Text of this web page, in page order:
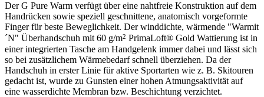
Der G Pure Warm verfügt über eine nahtfreie Konstruktion auf dem
Handrücken sowie speziell geschnittene, anatomisch vorgeformte
Finger für beste Beweglichkeit. Der winddichte, wärmende "Warmit
´N" Überhandschuh mit 60 g/m2 PrimaLoft® Gold Wattierung ist in
einer integrierten Tasche am Handgelenk immer dabei und lässt sich
so bei zusätzlichem Wärmebedarf schnell überziehen. Da der
Handschuh in erster Linie für aktive Sportarten wie z. B. Skitouren
gedacht ist, wurde zu Gunsten einer hohen Atmungsaktivität auf
eine wasserdichte Membran bzw. Beschichtung verzichtet.